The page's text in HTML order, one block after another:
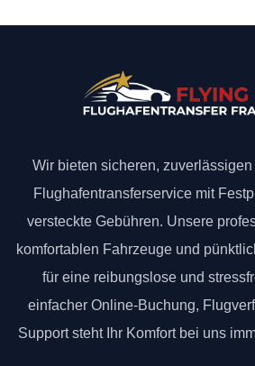
Wir bieten sicheren,
Flughafentransferservice mit
versteckte Gebühren. Unsere
komfortablen Fahrzeuge und
für eine reibungslose und
einfacher Online-Buchung,
Support steht Ihr Komfort bei uns